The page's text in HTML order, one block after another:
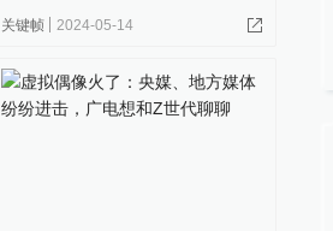
关键帧 2024-05-14